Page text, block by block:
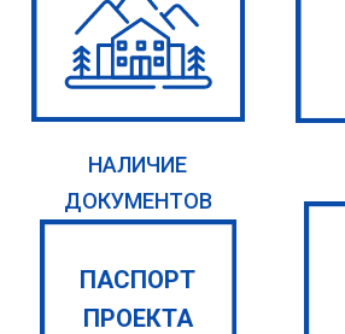
НАЛИЧИЕ
ДОКУМЕНТОВ
ПАСПОРТ
ПРОЕКТА